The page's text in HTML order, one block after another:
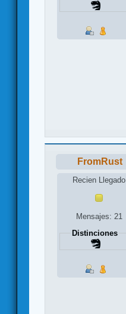
FromRust
Recien Llegado
Mensajes: 21
Distinciones